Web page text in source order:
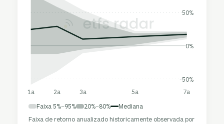
-50%
0%
50%
1a 2a 3a 5a 7a
Faixa 5%–95% 20%–80%
Mediana
Faixa de retorno anualizado historicamente observada por